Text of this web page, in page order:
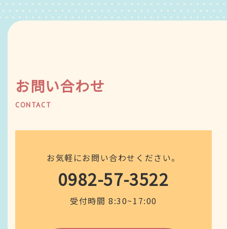
お問い合わせ
CONTACT
お気軽にお問い合わせください。
0982-57-3522
受付時間 8:30~17:00